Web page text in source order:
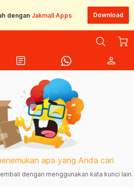
dengan Jakmall Apps Download
article person
apa yang Anda cari
dengan menggunakan kata kunci lain.